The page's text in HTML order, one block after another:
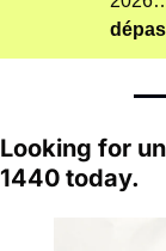
Looking for
1440 today.